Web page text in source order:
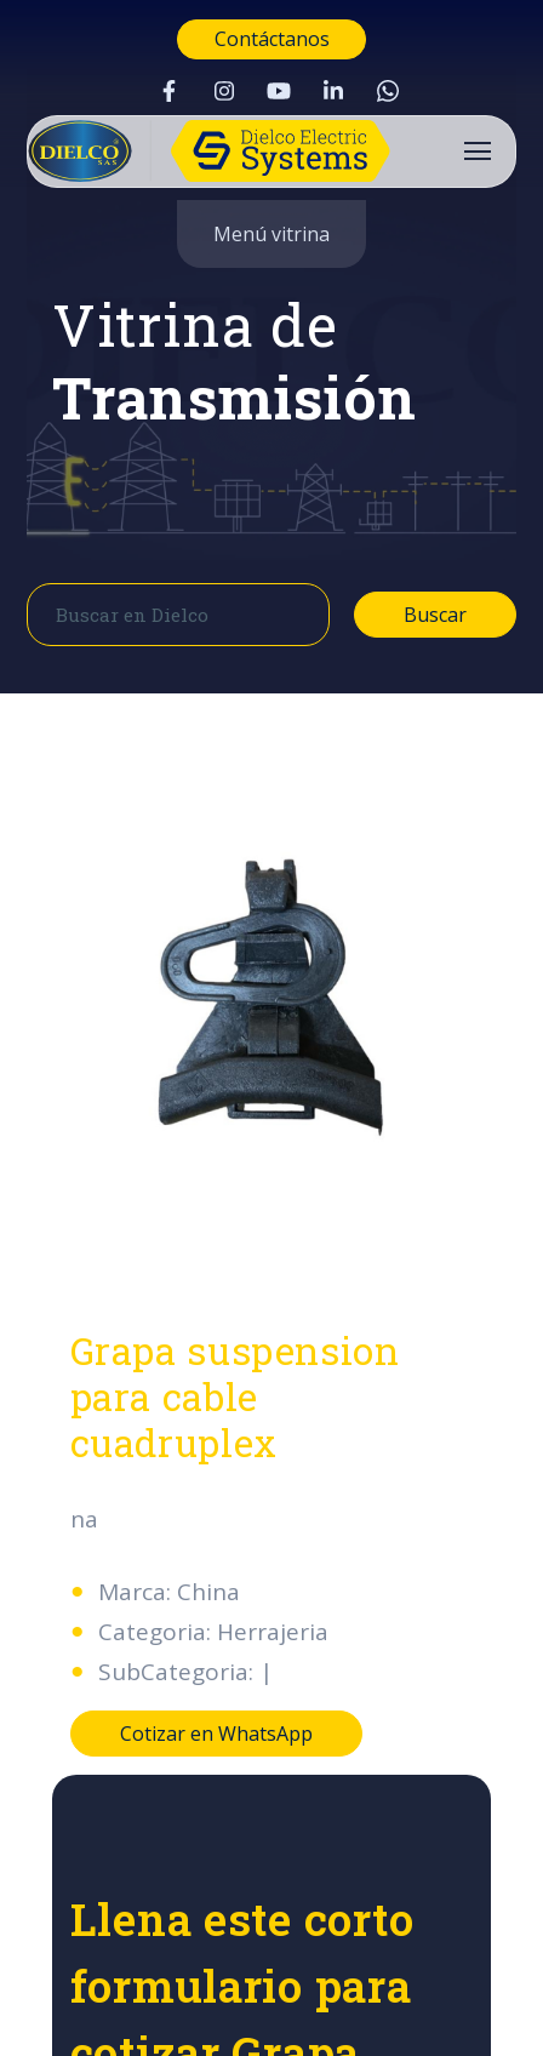
Contáctanos
Buscar
Menú vitrina
Vitrina de
Transmisión
Buscar
Buscar
Grapa suspension
para cable
cuadruplex
na
Marca: China
Categoria: Herrajeria
SubCategoria: |
Cotizar en WhatsApp
Llena este corto
formulario para